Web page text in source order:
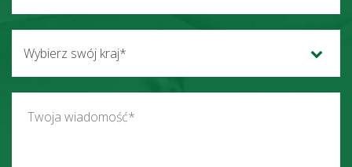
Wybierz swój kraj*